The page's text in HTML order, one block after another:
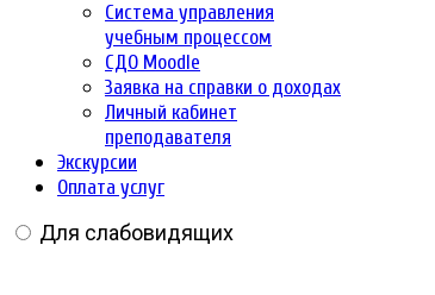
Система управления
учебным процессом
СДО Moodle
Заявка на справки о доходах
Личный кабинет
преподавателя
Экскурсии
Оплата услуг
Для слабовидящих